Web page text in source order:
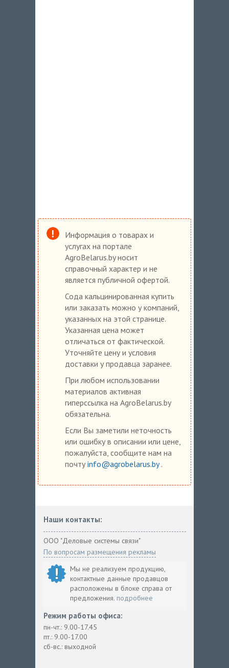
Информация о товарах и
услугах на портале
AgroBelarus.by носит
справочный характер и не
является публичной офертой.
Сода кальцинированная купить
или заказать можно у компаний,
указанных на этой странице.
Указанная цена может
отличаться от фактической.
Уточняйте цену и условия
доставки у продавца заранее.
При любом использовании
материалов активная
гиперссылка на AgroBelarus.by
обязательна.
Если Вы заметили неточность
или ошибку в описании или цене,
пожалуйста, сообщите нам на
почту info@agrobelarus.by.
Наши контакты:
ООО "Деловые системы связи"
По вопросам размещения рекламы
Мы не реализуем продукцию,
контактные данные продавцов
расположены в блоке справа от
предложения. подробнее
Режим работы офиса:
пн-чт.: 9.00-17.45
пт.: 9.00-17.00
сб-вс.: выходной